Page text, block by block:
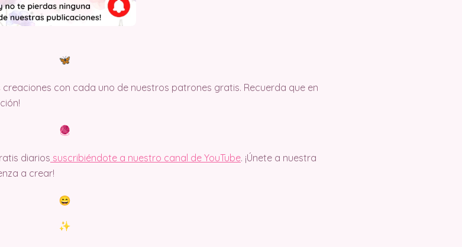
con cada uno de nuestros patrones gratis. Recuerda que en
diarios suscribiéndote a nuestro canal de YouTube. ¡Únete a nuestra
a crear!